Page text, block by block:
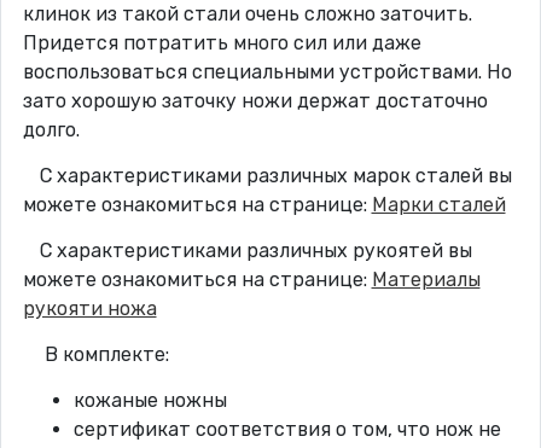
клинок из такой стали очень сложно заточить.
Придется потратить много сил или даже
воспользоваться специальными устройствами. Но
зато хорошую заточку ножи держат достаточно
долго.
С характеристиками различных марок сталей вы
можете ознакомиться на странице: Марки сталей
С характеристиками различных рукоятей вы
можете ознакомиться на странице: Материалы
рукояти ножа
В комплекте:
кожаные ножны
сертификат соответствия о том, что нож не